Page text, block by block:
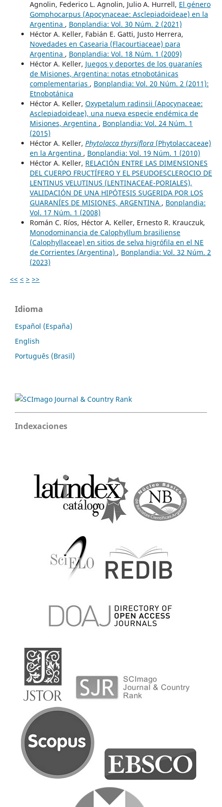
Agnolin, Federico L. Agnolin, Julio A. Hurrell, El género
Gomphocarpus (Apocynaceae: Asclepiadoideae) en la
Argentina , Bonplandia: Vol. 30 Núm. 2 (2021)
Héctor A. Keller, Fabián E. Gatti, Justo Herrera,
Novedades en Casearia (Flacourtiaceae) para
Argentina , Bonplandia: Vol. 18 Núm. 1 (2009)
Héctor A. Keller, Juegos y deportes de los guaraníes
de Misiones, Argentina: notas etnobotánicas
complementarias , Bonplandia: Vol. 20 Núm. 2 (2011):
Etnobotánica
Héctor A. Keller, Oxypetalum radinsii (Apocynaceae:
Asclepiadoideae), una nueva especie endémica de
Misiones, Argentina , Bonplandia: Vol. 24 Núm. 1
(2015)
Héctor A. Keller, Phytolacca thyrsiflora(Phytolaccaceae)
en la Argentina , Bonplandia: Vol. 19 Núm. 1 (2010)
Héctor A. Keller, RELACIÓN ENTRE LAS DIMENSIONES
DEL CUERPO FRUCTÍFERO Y EL PSEUDOESCLEROCIO DE
LENTINUS VELUTINUS (LENTINACEAE-PORIALES),
VALIDACIÓN DE UNA HIPÓTESIS SUGERIDA POR LOS
GUARANÍES DE MISIONES, ARGENTINA , Bonplandia:
Vol. 17 Núm. 1 (2008)
Román C. Ríos, Héctor A. Keller, Ernesto R. Krauczuk,
Monodominancia de Calophyllum brasiliense
(Calophyllaceae) en sitios de selva higrófila en el NE
de Corrientes (Argentina) , Bonplandia: Vol. 32 Núm. 2
(2023)
<< < > >>
Idioma
Español (España)
English
Português (Brasil)
Indexaciones